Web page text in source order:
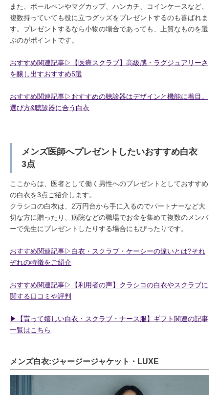
また、ボールペンやマグカップ、ハンカチ、コインケースなど、
複数持っていても役に立つグッズをプレゼントするのも喜ばれま
す。プレゼントするなら小物の場合であっても、上質なものを選
ぶのがポイントです。
おすすめ関連記事▷【医療スクラブ】高級感・ラグジュアリーさ
を醸し出すおすすめ5選
おすすめ関連記事▷おすすめの聴診器はデザインと機能に着目。
選び方&聴診器に合う白衣
メンズ医師へプレゼントしたいおすすめ白衣
3点
ここからは、医者として働く男性へのプレゼントとしておすすめ
の白衣を3点ご紹介します。
クラシコの白衣は、2万円台から手に入るのでパートナーなど大
切な方に贈ったり、病院などの職場でお金を集めて複数のメンバ
ーで先生にプレゼントしたりする場合にもぴったりです。
おすすめ関連記事▷白衣・スクラブ・ケーシーの違いとは?それ
ぞれの特徴をご紹介
おすすめ関連記事▷【利用者の声】クラシコの白衣やスクラブに
関する口コミや評判
▶︎【貰って嬉しい白衣・スクラブ・ナース服】ギフト関連の記事
一覧はこちら
メンズ白衣:ジャージージャケット・LUXE